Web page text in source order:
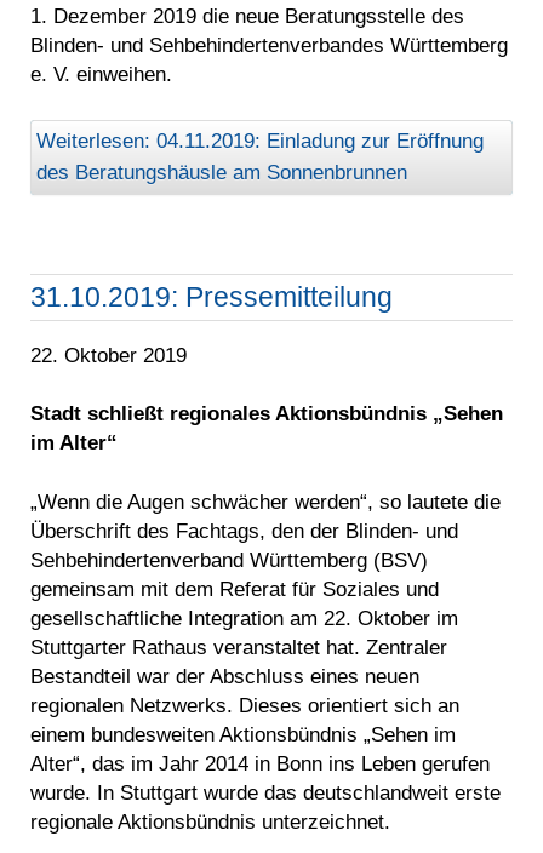
1. Dezember 2019 die neue Beratungsstelle des
Blinden- und Sehbehindertenverbandes Württemberg
e. V. einweihen.
Weiterlesen: 04.11.2019: Einladung zur Eröffnung
des Beratungshäusle am Sonnenbrunnen
31.10.2019: Pressemitteilung
22. Oktober 2019
Stadt schließt regionales Aktionsbündnis „Sehen
im Alter“
„Wenn die Augen schwächer werden“, so lautete die
Überschrift des Fachtags, den der Blinden- und
Sehbehindertenverband Württemberg (BSV)
gemeinsam mit dem Referat für Soziales und
gesellschaftliche Integration am 22. Oktober im
Stuttgarter Rathaus veranstaltet hat. Zentraler
Bestandteil war der Abschluss eines neuen
regionalen Netzwerks. Dieses orientiert sich an
einem bundesweiten Aktionsbündnis „Sehen im
Alter“, das im Jahr 2014 in Bonn ins Leben gerufen
wurde. In Stuttgart wurde das deutschlandweit erste
regionale Aktionsbündnis unterzeichnet.